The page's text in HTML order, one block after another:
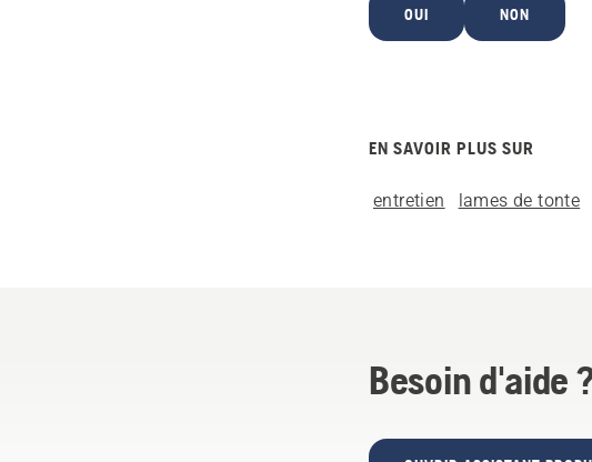
OUI NON
EN SAVOIR PLUS SUR
entretien lames de tonte
Besoin d'aide